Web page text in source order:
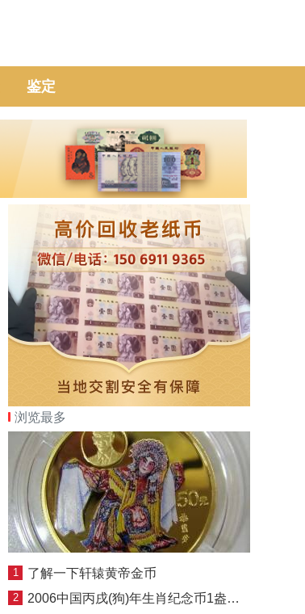
鉴定
浏览最多
1 了解一下轩辕黄帝金币
2 2006中国丙戌(狗)年生肖纪念币1盎司圆形银质彩色纪念币